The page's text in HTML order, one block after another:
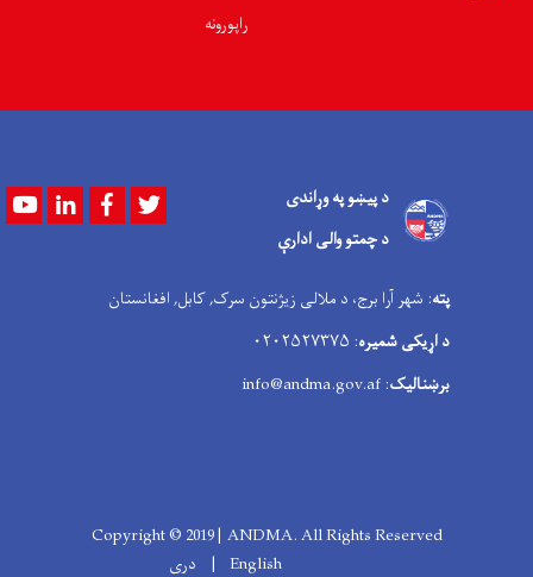
راپورونه
د پیښو په وړاندی
د چمتو والی ادارې
YoutubeLinkedInFacebook
پته: شهر آرا برج، د ملالی زیژنتون سرک, کابل, افغانستان
د اړیکی شمیره: ۰۲۰۲۵۲۷۳۷۵
برښنالیک: info@andma.gov.af
Copyright © 2019 | ANDMA. All Rights Reserved
English
دری